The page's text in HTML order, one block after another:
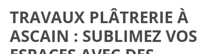
TRAVAUX PLÂTRERIE À
ASCAIN : SUBLIMEZ VOS